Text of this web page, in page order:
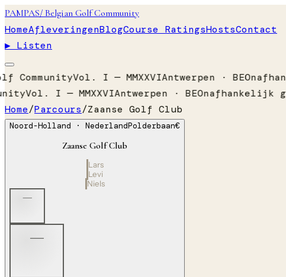
PAMPAS/ Belgian Golf Community
HomeAfleveringenBlogCourse RatingsHostsContact
▶ Listen
CommunityVol. I — MMXXVIAntwerpen · BE
Vol. I — MMXXVIAntwerpen · BEOnafhankelijk
Home/Parcours/Zaanse Golf Club
Noord-Holland · NederlandPolderbaan€
Zaanse Golf Club
Lars
Levi
Niels
—
—